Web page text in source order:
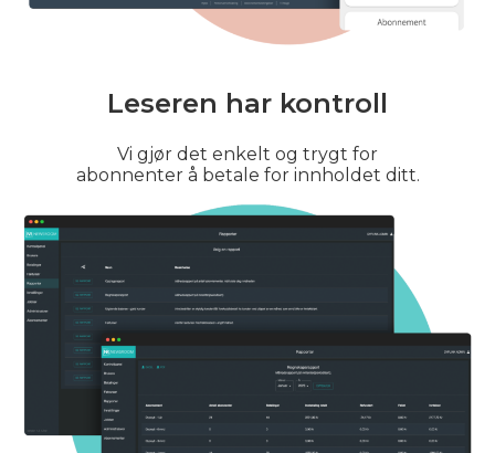
Leseren har kontroll
Vi gjør det enkelt og trygt for
abonnenter å betale for innholdet ditt.